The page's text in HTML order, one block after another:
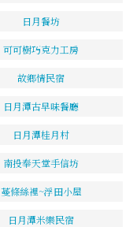
日月餐坊
可可樹巧克力工房
故鄉情民宿
日月潭古早味餐廳
日月潭桂月村
南投奉天堂手信坊
蔓條絲裡~浮田小屋
日月潭米樂民宿